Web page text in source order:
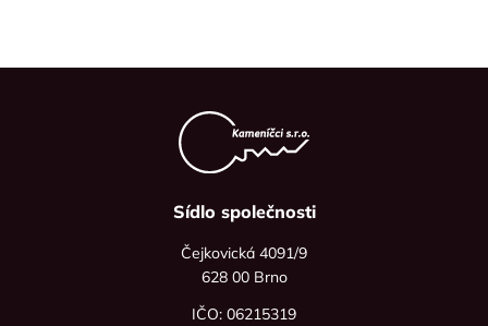
Sídlo společnosti
Čejkovická 4091/9
628 00 Brno
IČO: 06215319